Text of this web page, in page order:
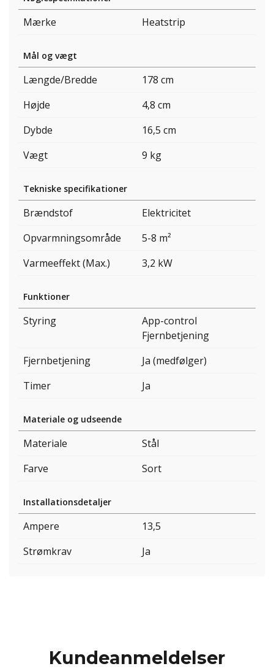
Mærke Heatstrip
Mål og vægt
Længde/Bredde
178 cm
Højde
4,8 cm
Dybde
16,5 cm
Vægt
9 kg
Tekniske specifikationer
Brændstof
Elektricitet
Opvarmningsområde
5-8 m²
Varmeeffekt (Max.)
3,2 kW
Funktioner
Styring
App-control
Fjernbetjening
Fjernbetjening
Ja (medfølger)
Timer
Ja
Materiale og udseende
Materiale
Stål
Farve
Sort
Installationsdetaljer
Ampere
13,5
Strømkrav
Ja
Kundeanmeldelser